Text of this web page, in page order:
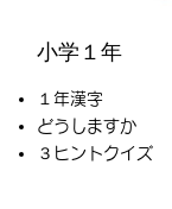
小学１年
１年漢字
どうしますか
３ヒントクイズ